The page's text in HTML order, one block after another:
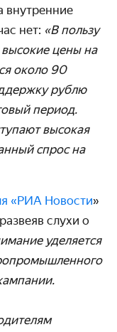
внутренние
нет: «В пользу
цены на
около 90
рублю
период.
высокая
спрос на
«РИА Новости»
слухи о
уделяется